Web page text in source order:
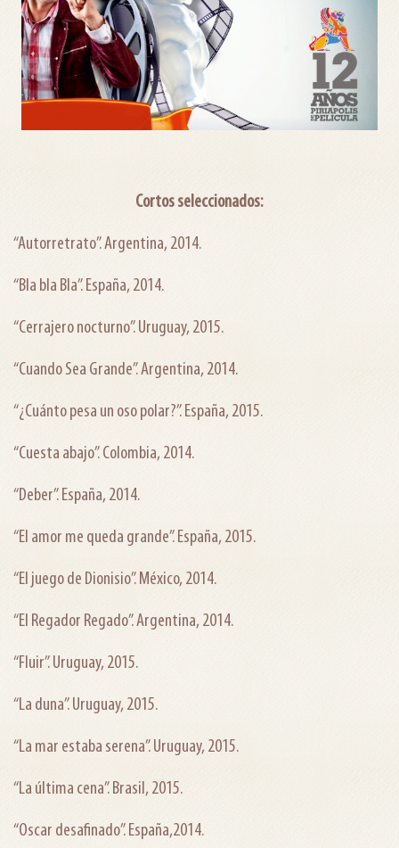
Cortos seleccionados:
“Autorretrato”. Argentina, 2014.
“Bla bla Bla”. España, 2014.
“Cerrajero nocturno”. Uruguay, 2015.
“Cuando Sea Grande”. Argentina, 2014.
“¿Cuánto pesa un oso polar?”. España, 2015.
“Cuesta abajo”. Colombia, 2014.
“Deber”. España, 2014.
“El amor me queda grande”. España, 2015.
“El juego de Dionisio”. México, 2014.
“El Regador Regado”. Argentina, 2014.
“Fluir”. Uruguay, 2015.
“La duna”. Uruguay, 2015.
“La mar estaba serena”. Uruguay, 2015.
“La última cena”. Brasil, 2015.
“Oscar desafinado”. España,2014.